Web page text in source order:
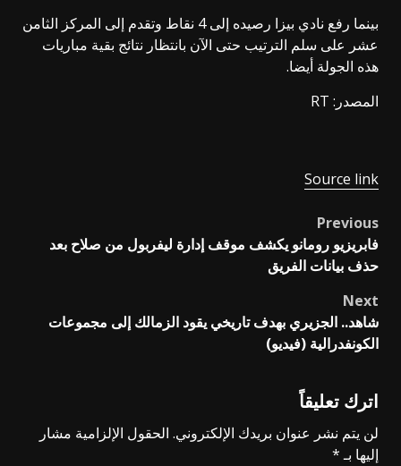
بينما رفع نادي بيزا رصيده إلى 4 نقاط وتقدم إلى المركز الثامن
عشر على سلم الترتيب حتى الآن بانتظار نتائج بقية مباريات
هذه الجولة أيضا.
المصدر: RT
Source link
Post
navigation
Previous
فابريزيو رومانو يكشف موقف إدارة ليفربول من صلاح بعد
حذف بيانات الفريق
Next
شاهد.. الجزيري بهدف تاريخي يقود الزمالك إلى مجموعات
الكونفدرالية (فيديو)
اترك تعليقاً
لن يتم نشر عنوان بريدك الإلكتروني. الحقول الإلزامية مشار
إليها بـ*